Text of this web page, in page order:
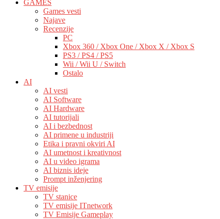
GAMES
Games vesti
Najave
Recenzije
PC
Xbox 360 / Xbox One / Xbox X / Xbox S
PS3 / PS4 / PS5
Wii / Wii U / Switch
Ostalo
AI
AI vesti
AI Software
AI Hardware
AI tutorijali
AI i bezbednost
AI primene u industriji
Etika i pravni okviri AI
AI umetnost i kreativnost
AI u video igrama
AI biznis ideje
Prompt inženjering
TV emisije
TV stanice
TV emisije ITnetwork
TV Emisije Gameplay